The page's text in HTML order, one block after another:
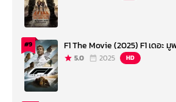
#9 F1 The Movie (2025) F1 เดอะ
5.0 2025 HD